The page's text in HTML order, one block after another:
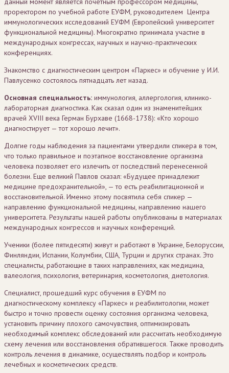
проректором по учебной работе ЕУФМ, руководителем Центра
иммунологических исследований ЕУФМ (Европейский университет
функциональной медицины). Многократно принимала участие в
международных конгрессах, научных и научно-практических
конференциях.
Знакомство с диагностическим центром «Паркес» и обучение у И.И.
Павлусенко состоялось пятнадцать лет назад.
Основная специальность: иммунология, аллергология, клинико-
лабораторная диагностика. Как сказал один из знаменитейших
врачей XVIII века Герман Бурхаве (1668-1738): «Кто хорошо
диагностирует — тот хорошо лечит».
Долгие годы наблюдения за пациентами утвердили спикера в том,
что только правильное и поэтапное восстановление организма
человека позволяет его излечить от последствий перенесенной
болезни. Еще великий Павлов сказал: «Будущее принадлежит
медицине предохранительной», — то есть реабилитационной и
восстановительной. Именно этому посвятила себя спикер —
направлению функциональной медицины, направлению нашего
университета. Результаты нашей работы опубликованы в материалах
международных конгрессов и научных конференций.
Ученики (более пятидесяти) живут и работают в Украине, Белоруссии,
Финляндии, Испании, Колумбии, США, Турции и других странах. Это
специалисты, работающие в таких направлениях, как медицина,
валеология, психология, ветеринария, косметология, диетология.
Специалист, прошедший курс обучения в ЕУФМ по
диагностическому комплексу «Паркес» и реабилитологии, может
быстро и точно провести оценку состояния организма человека,
установить причину плохого самочувствия, оптимизировать
необходимый комплекс обследований или рассчитать необходимую
схему лечения или восстановления обратившегося. Также проводить
контроль лечения в динамике, осуществлять подбор и контроль
лечебных и косметических средств.